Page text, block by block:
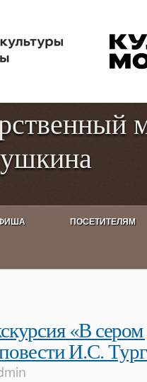
ПОСЕТИТЕЛЯМ
«В
И.С.